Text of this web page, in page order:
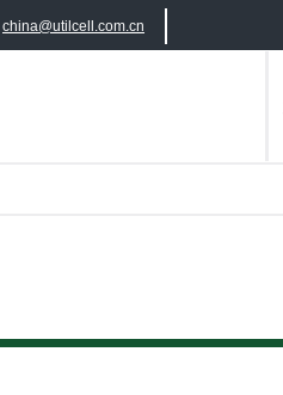
china@utilcell.com.cn